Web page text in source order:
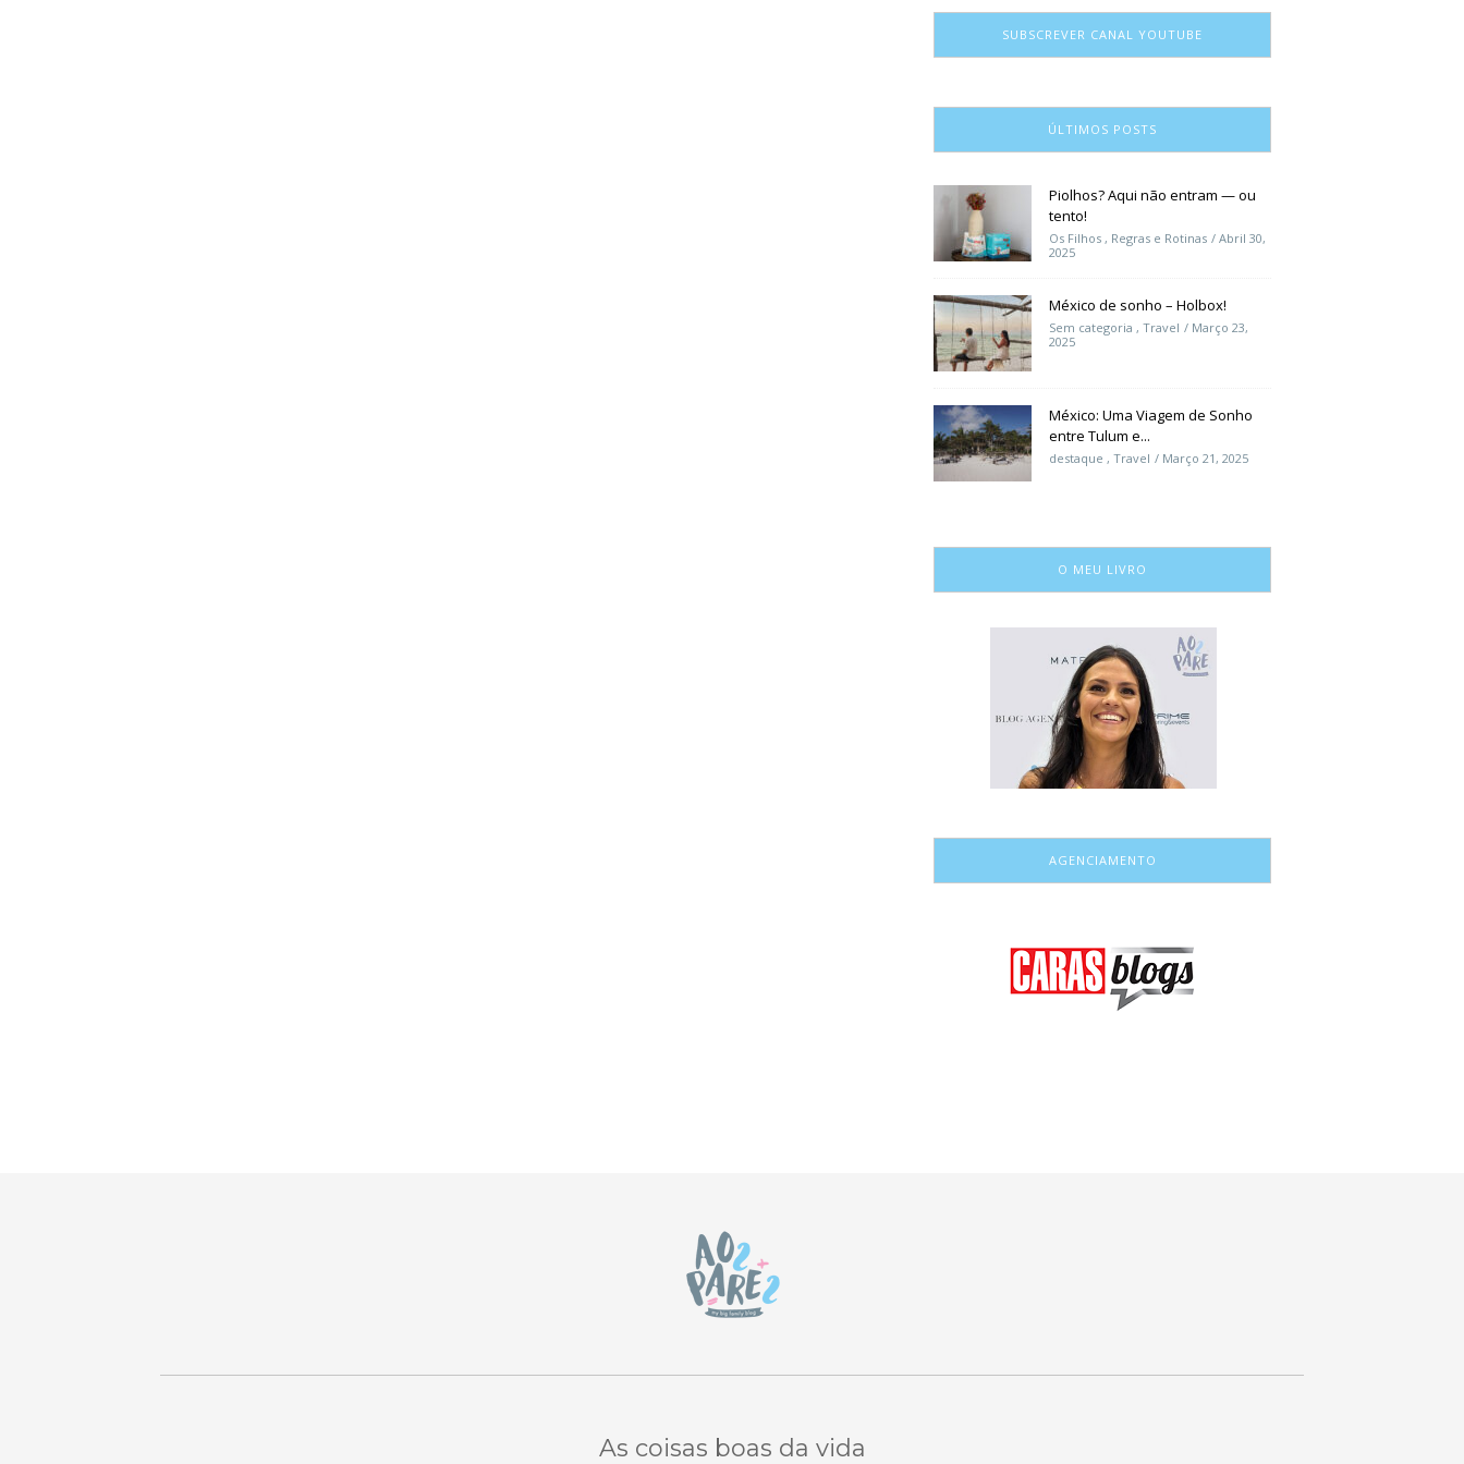
SUBSCREVER CANAL YOUTUBE
ÚLTIMOS POSTS
Piolhos? Aqui não entram — ou
tento!
Os Filhos , Regras e Rotinas
Abril 30,
2025
México de sonho – Holbox!
Sem categoria , Travel
Março 23,
2025
México: Uma Viagem de Sonho
entre Tulum e...
destaque , Travel Março 21, 2025
O MEU LIVRO
AGENCIAMENTO
As coisas boas da vida